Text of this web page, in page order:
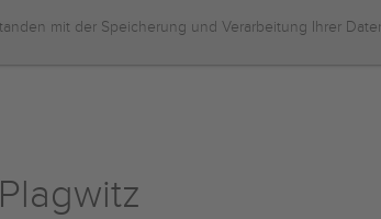
mit der Speicherung und Verarbeitung Ihrer